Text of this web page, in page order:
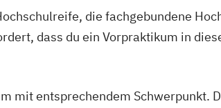
die fachgebundene
dass du ein Vorpraktikum in
mit entsprechendem Schwerpunkt.